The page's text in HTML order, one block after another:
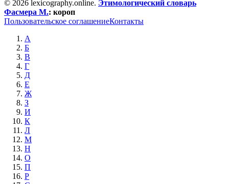
© 2026 lexicography.online. Этимологический словарь
Фасмера М.: короп
Пользовательское соглашениеКонтакты
А
Б
В
Г
Д
Е
Ж
З
И
К
Л
М
Н
О
П
Р